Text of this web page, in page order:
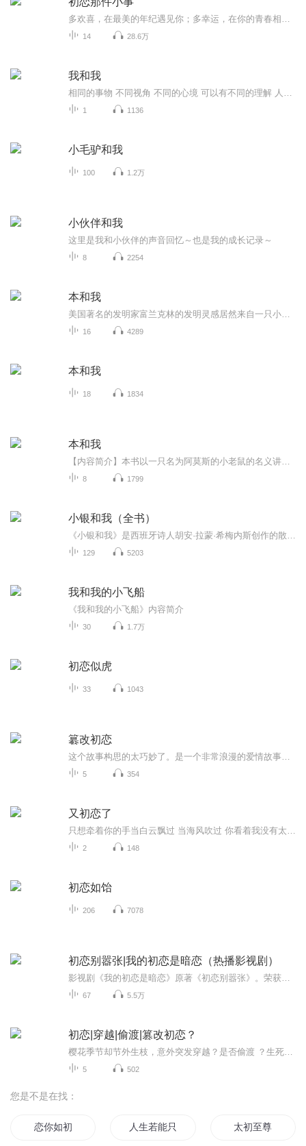
14 28.6万
我和我
1 1136
小毛驴和我
100 1.2万
小伙伴和我
这里是我和小伙伴的声音回忆～也是我的成长记录～
8 2254
本和我
16 4289
本和我
18 1834
本和我
8 1799
小银和我（全书）
129 5203
我和我的小飞船
《我和我的小飞船》内容简介
30 1.7万
初恋似虎
33 1043
簒改初恋
5 354
又初恋了
2 148
初恋如饴
206 7078
初恋别嚣张|我的初恋是暗恋（热播影视剧）
67 5.5万
初恋|穿越|偷渡|篡改初恋？
5 502
您是不是在找：
恋你如初 人生若能只如初见 太初至尊